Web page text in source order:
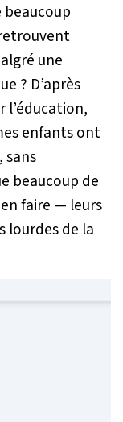
une
? D’après
l’éducation,
enfants ont
sans
beaucoup de
faire — leurs
lourdes de la